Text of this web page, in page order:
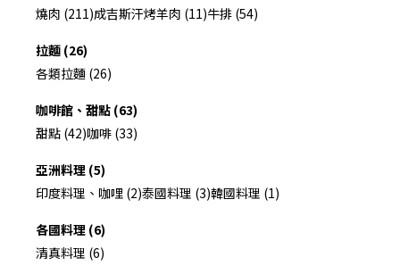
燒肉 (211)成吉斯汗烤羊肉 (11)牛排 (54)
拉麵 (26)
各類拉麵 (26)
咖啡館、甜點 (63)
甜點 (42)咖啡 (33)
亞洲料理 (5)
印度料理、咖哩 (2)泰國料理 (3)韓國料理 (1)
各國料理 (6)
清真料理 (6)